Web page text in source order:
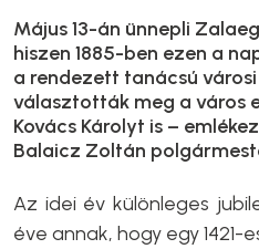
Május 13-án ünnepli
hiszen 1885-ben ezen a
a rendezett tanácsú
választották meg a város
Kovács Károlyt is –
Balaicz Zoltán
Az idei év különleges
éve annak, hogy egy